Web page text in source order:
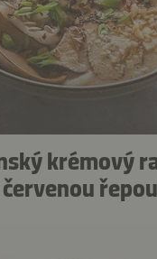
krémový
řepou